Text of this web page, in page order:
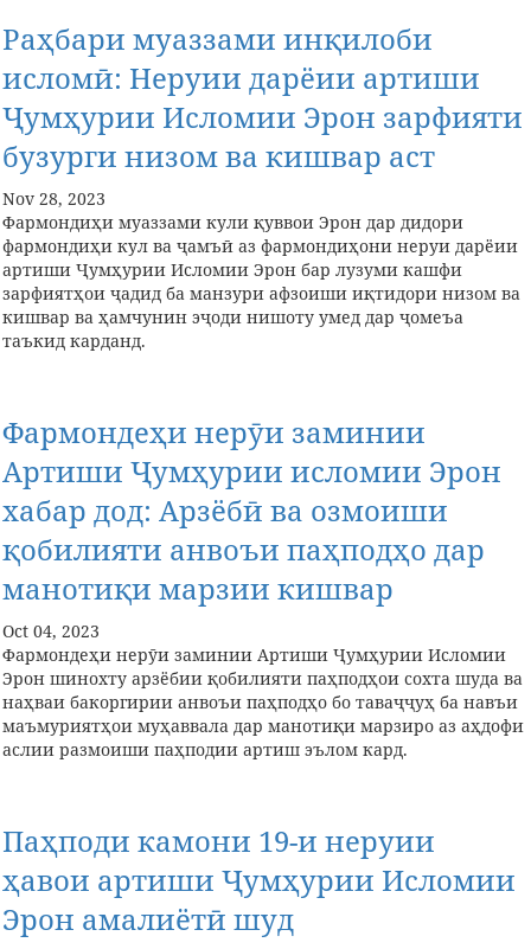
Раҳбари муаззами инқилоби
исломӣ: Неруии дарёии артиши
Ҷумҳурии Исломии Эрон зарфияти
бузурги низом ва кишвар аст
Nov 28, 2023
Фармондиҳи муаззами кули қуввои Эрон дар дидори
фармондиҳи кул ва ҷамъӣ аз фармондиҳони неруи дарёии
артиши Ҷумҳурии Исломии Эрон бар лузуми кашфи
зарфиятҳои ҷадид ба манзури афзоиши иқтидори низом ва
кишвар ва ҳамчунин эҷоди нишоту умед дар ҷомеъа
таъкид карданд.
Фармондеҳи нерӯи заминии
Артиши Ҷумҳурии исломии Эрон
хабар дод: Арзёбӣ ва озмоиши
қобилияти анвоъи паҳподҳо дар
манотиқи марзии кишвар
Oct 04, 2023
Фармондеҳи нерӯи заминии Артиши Ҷумҳурии Исломии
Эрон шинохту арзёбии қобилияти паҳподҳои сохта шуда ва
наҳваи ба‍коргирии анвоъи паҳподҳо бо таваҷҷуҳ ба навъи
маъмуриятҳои муҳаввала дар манотиқи марзиро аз аҳдофи
аслии размоиши паҳподии артиш эълом кард.
Паҳподи камони 19-и неруии
ҳавои артиши Ҷумҳурии Исломии
Эрон амалиётӣ шуд